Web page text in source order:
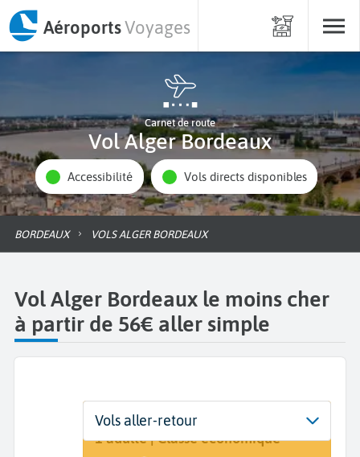
AéroportsVoyages
Carnet de route
Vol Alger Bordeaux
Accessibilité Vols directs disponibles
BORDEAUX VOLS ALGER BORDEAUX
Vol Alger Bordeaux le moins cher
à partir de 56€ aller simple
Départ
Alger (ALG)
Dates
Dates de votre voyage
Voyageurs | Classe
1 adulte | Classe économique
Vols aller-retour